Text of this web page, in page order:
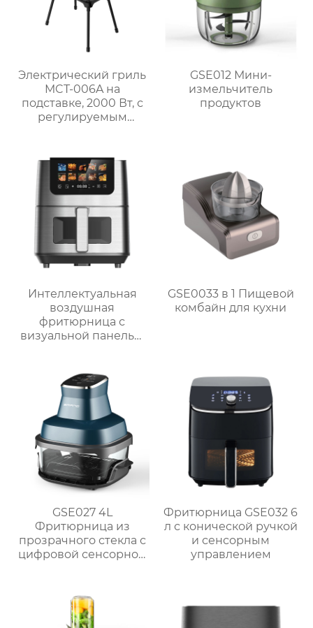
Электрический гриль
MCT-006A на
подставке, 2000 Вт, с
регулируемым
GSE012 Мини-
измельчитель
продуктов
Интеллектуальная
воздушная
фритюрница с
визуальной панелью
GSE0033 в 1 Пищевой
комбайн для кухни
GSE027 4L
Фритюрница из
прозрачного стекла с
цифровой сенсорной
Фритюрница GSE032 6
л с конической ручкой
и сенсорным
управлением